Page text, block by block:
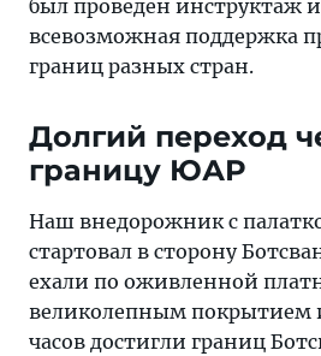
был проведен инструктаж
всевозможная поддержка
границ разных стран.
Долгий переход
границу ЮАР
Наш внедорожник с
стартовал в сторону
ехали по оживленной
великолепным покрытием
часов достигли границ